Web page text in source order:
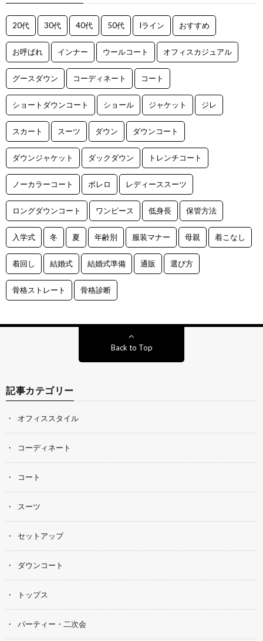
20代 30代 40代 50代 Iライン おすすめ
お呼ばれ インナー ウールコート オフィスカジュアル
グースダウン コーディネート コート
ショートダウンコート ショール ジャケット ジレ
スカート スーツ ダウン ダウンコート
ダウンジャケット ダックダウン トレンチコート
ノーカラーコート ボレロ レディーススーツ
ロングダウンコート ワンピース 低身長 保管方法
入学式 冬 夏 年齢別 服装マナー 母親 着こなし
着回し 結婚式 結婚式準備 通販 選び方
骨格ストレート 骨格診断
Back to Top
記事カテゴリー
オフィススタイル
コーディネート
コート
スーツ
セットアップ
ダウンコート
トップス
パーティー・二次会